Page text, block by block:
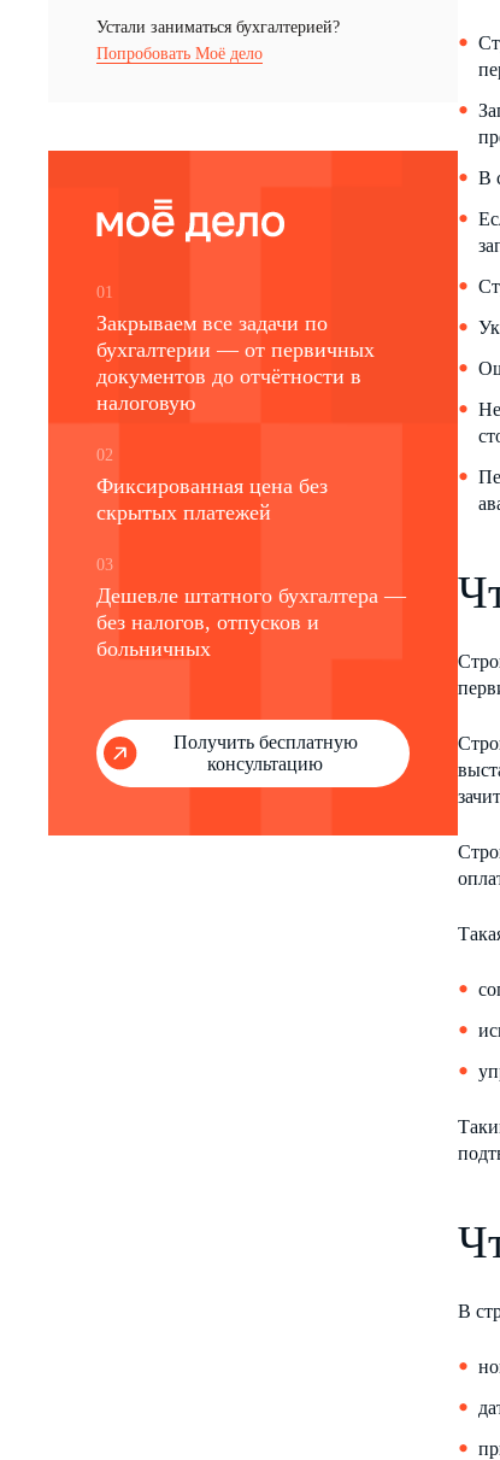
Устали заниматься бухгалтерией?
Попробовать Моё дело
01
Закрываем все задачи по
бухгалтерии — от первичных
документов до отчётности в
налоговую
02
Фиксированная цена без
скрытых платежей
03
Дешевле штатного бухгалтера —
без налогов, отпусков и
больничных
Получить бесплатную
консультацию
В
В